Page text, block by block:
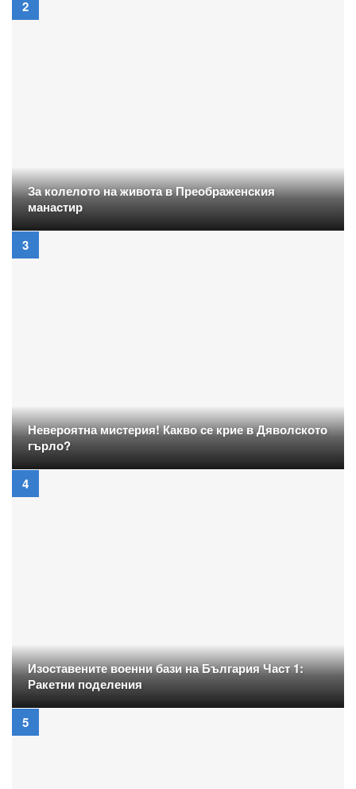
За колелото на живота в Преображенския
манастир
Невероятна мистерия! Какво се крие в Дяволското
гърло?
Изоставените военни бази на България Част 1:
Ракетни поделения